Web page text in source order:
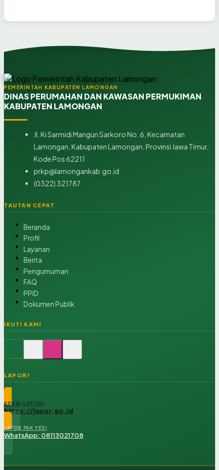
PEMERINTAH KABUPATEN LAMONGAN
DINAS PERUMAHAN DAN KAWASAN PERMUKIMAN
KABUPATEN LAMONGAN
Jl. Ki Sarmidi Mangun Sarkoro No. 6, Kecamatan
Lamongan, Kabupaten Lamongan, Provinsi Jawa Timur,
Kode Pos 62211
prkp@lamongankab.go.id
(0322) 321787
TAUTAN CEPAT
Beranda
Profil
Layanan
Berita
Pengumuman
FAQ
PPID
Dokumen Publik
IKUTI KAMI
LAPOR!
SP4N-LAPOR!
https://lapor.go.id
LAPOR PAK YES!
WhatsApp: 08113021708